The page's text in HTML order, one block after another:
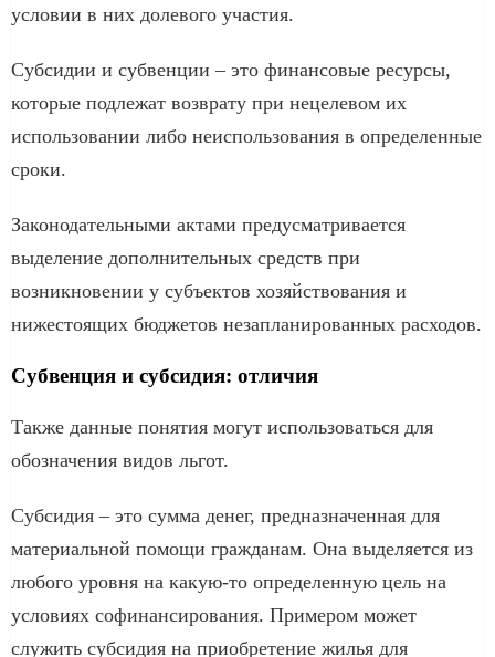
условии в них долевого участия.
Субсидии и субвенции – это финансовые ресурсы,
которые подлежат возврату при нецелевом их
использовании либо неиспользования в определенные
сроки.
Законодательными актами предусматривается
выделение дополнительных средств при
возникновении у субъектов хозяйствования и
нижестоящих бюджетов незапланированных расходов.
Субвенция и субсидия: отличия
Также данные понятия могут использоваться для
обозначения видов льгот.
Субсидия – это сумма денег, предназначенная для
материальной помощи гражданам. Она выделяется из
любого уровня на какую-то определенную цель на
условиях софинансирования. Примером может
служить субсидия на приобретение жилья для